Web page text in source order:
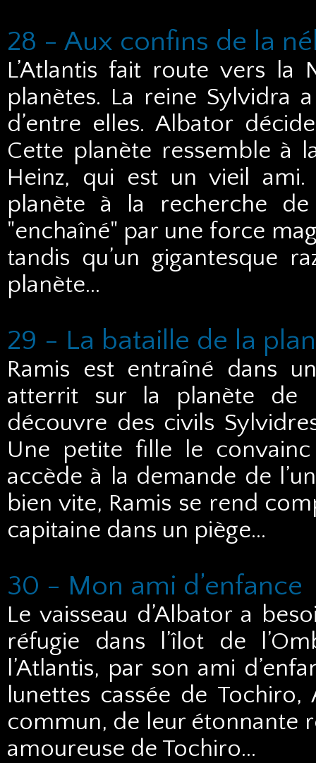
28 - Aux confins de la
L’Atlantis fait route vers la
planètes. La reine Sylvidra
d’entre elles. Albator
Cette planète ressemble à
Heinz, qui est un vieil
planète à la recherche de
"enchaîné" par une force
tandis qu’un gigantesque
planète…
29 - La bataille de la
Ramis est entraîné dans
atterrit sur la planète de
découvre des civils
Une petite fille le
accède à la demande de
bien vite, Ramis se rend
capitaine dans un piège…
30 - Mon ami d’enfance
Le vaisseau d’Albator a
réfugie dans l’îlot de
l’Atlantis, par son ami
lunettes cassée de
commun, de leur étonnante
amoureuse de Tochiro...